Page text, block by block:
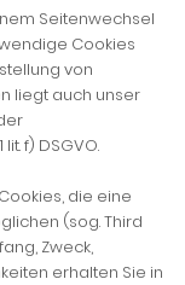
Seitenwechsel
Cookies
von
liegt auch unser
f) DSGVO.
die eine
(sog. Third
Zweck,
erhalten Sie in